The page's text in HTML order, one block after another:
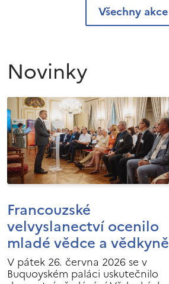
Všechny akce
Novinky
Francouzské
velvyslanectví ocenilo
mladé vědce a vědkyně
V pátek 26. června 2026 se v
Buquoyském paláci uskutečnilo